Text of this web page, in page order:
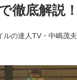
徹底解説！
ルの達人TV・中嶋茂夫